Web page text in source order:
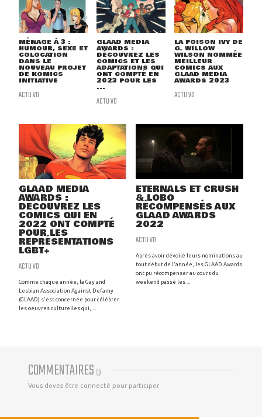
MÉNAGE À 3 :
HUMOUR, SEXE ET
COLOCATION
DANS LE
NOUVEAU PROJET
DE KOMICS
INITIATIVE
ACTU VO
GLAAD MEDIA
AWARDS :
DÉCOUVREZ LES
COMICS ET LES
ADAPTATIONS QUI
ONT COMPTÉ EN
2023 POUR LES
...
ACTU VO
LA POISON IVY DE
G. WILLOW
WILSON NOMMÉE
MEILLEUR
COMICS AUX
GLAAD MEDIA
AWARDS 2023
ACTU VO
GLAAD MEDIA
AWARDS :
DÉCOUVREZ LES
COMICS QUI EN
2022 ONT COMPTÉ
POUR LES
REPRÉSENTATIONS
LGBT+
ACTU VO
Comme chaque année, la Gay and
Lesbian Association Against Defamy
(GLAAD) s'est concernée pour célébrer
les oeuvres culturelles qui, ...
ETERNALS ET CRUSH
& LOBO
RÉCOMPENSÉS AUX
GLAAD AWARDS
2022
ACTU VO
Après avoir dévoilé leurs nominations au
tout début de l'année, les GLAAD Awards
ont pu récompenser au cours du
weekend passé les ...
COMMENTAIRES (0)
Vous devez être connecté pour participer